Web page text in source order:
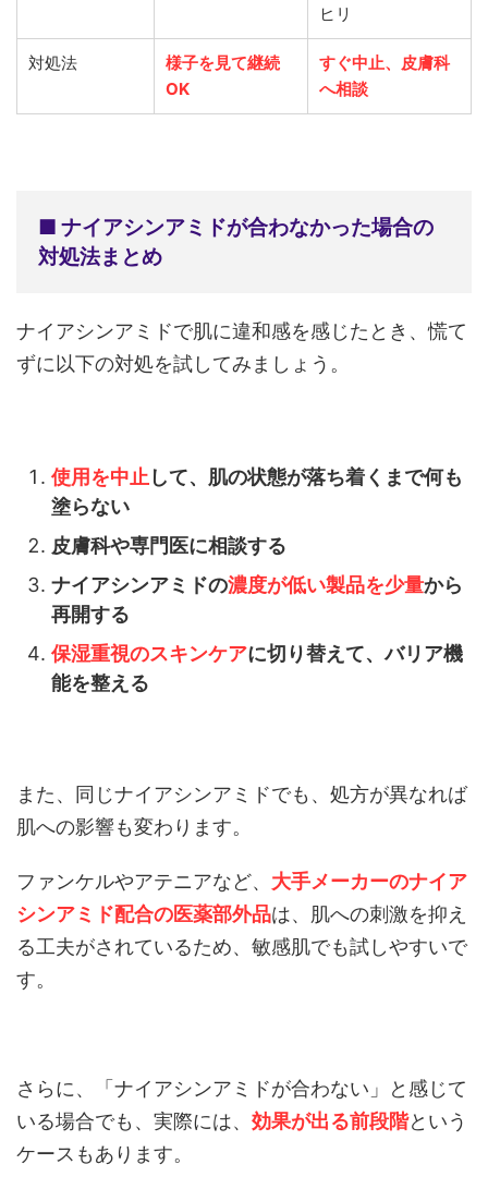
ヒリ
対処法
様子を見て継続
OK
すぐ中止、皮膚科
へ相談
■ ナイアシンアミドが合わなかった場合の
対処法まとめ
ナイアシンアミドで肌に違和感を感じたとき、慌て
ずに以下の対処を試してみましょう。
使用を中止 して、肌の状態が落ち着くまで何も
塗らない
皮膚科や専門医に相談する
ナイアシンアミドの濃度が低い製品を少量から
再開する
保湿重視のスキンケアに切り替えて、バリア機
能を整える
また、同じナイアシンアミドでも、処方が異なれば
肌への影響も変わります。
ファンケルやアテニアなど、 大手メーカーのナイア
シンアミド配合の医薬部外品は、肌への刺激を抑え
る工夫がされているため、敏感肌でも試しやすいで
す。
さらに、「ナイアシンアミドが合わない」と感じて
いる場合でも、実際には、 効果が出る前段階という
ケースもあります。